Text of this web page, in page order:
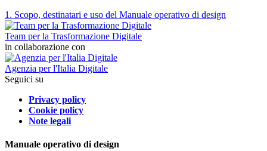
1. Scopo, destinatari e uso del Manuale operativo di design
Team per la Trasformazione Digitale
in collaborazione con
Agenzia per l'Italia Digitale
Seguici su
Privacy policy
Cookie policy
Note legali
Manuale operativo di design